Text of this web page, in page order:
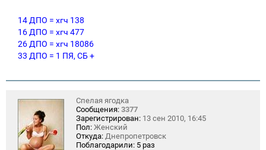
14 ДПО = хгч 138
16 ДПО = хгч 477
26 ДПО = хгч 18086
33 ДПО = 1 ПЯ, СБ +
Спелая ягодка
Сообщения: 3377
Зарегистрирован: 13 сен 2010, 16:45
Пол: Женский
Откуда: Днепропетровск
Поблагодарили: 5 раз